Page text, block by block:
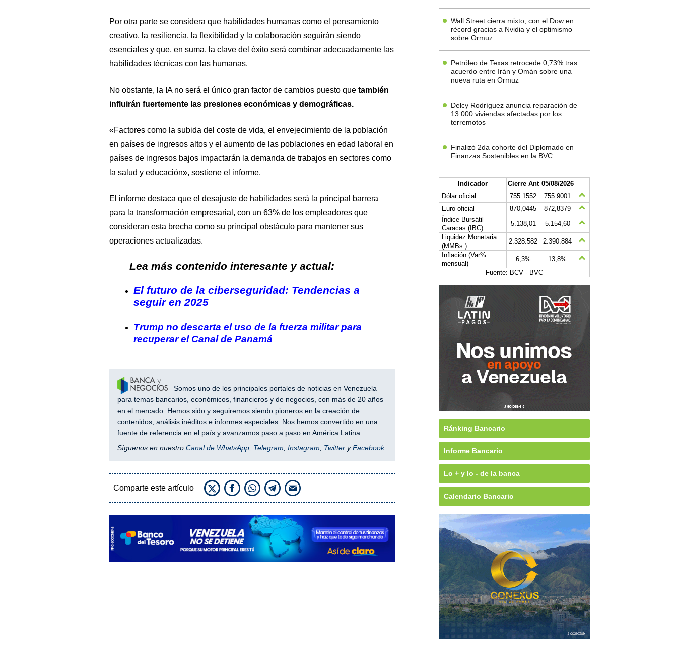
Por otra parte se considera que habilidades humanas como el pensamiento
creativo, la resiliencia, la flexibilidad y la colaboración seguirán siendo
esenciales y que, en suma, la clave del éxito será combinar adecuadamente las
habilidades técnicas con las humanas.
No obstante, la IA no será el único gran factor de cambios puesto que también
influirán fuertemente las presiones económicas y demográficas.
«Factores como la subida del coste de vida, el envejecimiento de la población
en países de ingresos altos y el aumento de las poblaciones en edad laboral en
países de ingresos bajos impactarán la demanda de trabajos en sectores como
la salud y educación», sostiene el informe.
El informe destaca que el desajuste de habilidades será la principal barrera
para la transformación empresarial, con un 63% de los empleadores que
consideran esta brecha como su principal obstáculo para mantener sus
operaciones actualizadas.
Lea más contenido interesante y actual:
El futuro de la ciberseguridad: Tendencias a
seguir en 2025
Trump no descarta el uso de la fuerza militar para
recuperar el Canal de Panamá
Somos uno de los principales portales de noticias en Venezuela
para temas bancarios, económicos, financieros y de negocios, con más de 20 años
en el mercado. Hemos sido y seguiremos siendo pioneros en la creación de
contenidos, análisis inéditos e informes especiales. Nos hemos convertido en una
fuente de referencia en el país y avanzamos paso a paso en América Latina.
Síguenos en nuestro Canal de WhatsApp, Telegram, Instagram, TwitteryFacebook
Comparte este artículo
Wall Street cierra mixto, con el Dow en
récord gracias a Nvidia y el optimismo
sobre Ormuz
Petróleo de Texas retrocede 0,73% tras
acuerdo entre Irán y Omán sobre una
nueva ruta en Ormuz
Delcy Rodríguez anuncia reparación de
13.000 viviendas afectadas por los
terremotos
Finalizó 2da cohorte del Diplomado en
Finanzas Sostenibles en la BVC
Indicador Cierre Ant 05/08/2026
Dólar oficial
755.1552
755.9001
Euro oficial
870,0445
872,8379
Índice Bursátil
Caracas (IBC)
5.138,01
5.154,60
Liquidez Monetaria
(MMBs.)
2.328.582
2.390.884
Inflación (Var%
mensual)
6,3%
13,8%
Fuente: BCV - BVC
Ránking Bancario
Informe Bancario
Lo + y lo - de la banca
Calendario Bancario